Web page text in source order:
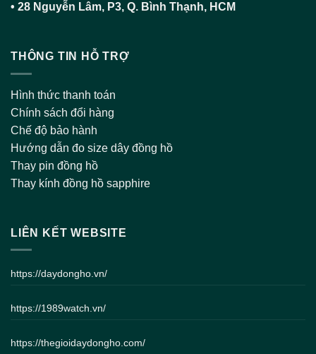
• 28 Nguyễn Lâm, P3, Q. Bình Thạnh, HCM
THÔNG TIN HỖ TRỢ
Hình thức thanh toán
Chính sách đổi hàng
Chế độ bảo hành
Hướng dẫn đo size dây đồng hồ
Thay pin đồng hồ
Thay kính đồng hồ sapphire
LIÊN KẾT WEBSITE
https://daydongho.vn/
https://1989watch.vn/
https://thegioidaydongho.com/